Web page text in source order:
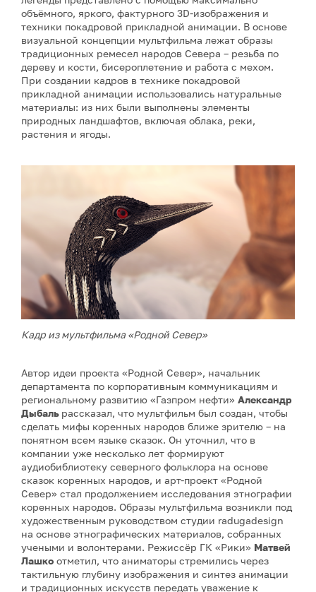
объёмного, яркого, фактурного 3D-изображения и
техники покадровой прикладной анимации. В основе
визуальной концепции мультфильма лежат образы
традиционных ремесел народов Севера – резьба по
дереву и кости, бисероплетение и работа с мехом.
При создании кадров в технике покадровой
прикладной анимации использовались натуральные
материалы: из них были выполнены элементы
природных ландшафтов, включая облака, реки,
растения и ягоды.
Кадр из мультфильма «Родной Север»
Автор идеи проекта «Родной Север», начальник
департамента по корпоративным коммуникациям и
региональному развитию «Газпром нефти» Александр
Дыбаль рассказал, что мультфильм был создан, чтобы
сделать мифы коренных народов ближе зрителю – на
понятном всем языке сказок. Он уточнил, что в
компании уже несколько лет формируют
аудиобиблиотеку северного фольклора на основе
сказок коренных народов, и арт-проект «Родной
Север» стал продолжением исследования этнографии
коренных народов. Образы мультфильма возникли под
художественным руководством студии radugadesign
на основе этнографических материалов, собранных
учеными и волонтерами. Режиссёр ГК «Рики» Матвей
Лашко отметил, что аниматоры стремились через
тактильную глубину изображения и синтез анимации
и традиционных искусств передать уважение к